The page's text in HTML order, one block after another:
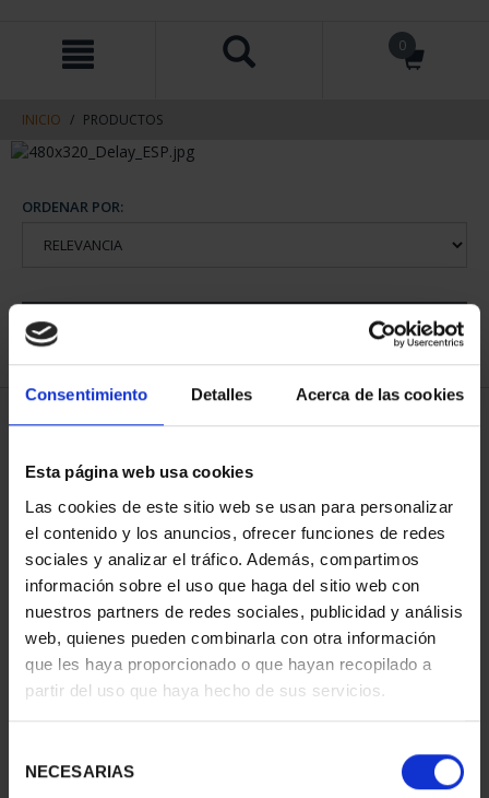
Consentimiento Detalles Acerca de las cookies
Esta página web usa cookies
Las cookies de este sitio web se usan para personalizar
el contenido y los anuncios, ofrecer funciones de redes
sociales y analizar el tráfico. Además, compartimos
información sobre el uso que haga del sitio web con
nuestros partners de redes sociales, publicidad y análisis
web, quienes pueden combinarla con otra información
que les haya proporcionado o que hayan recopilado a
partir del uso que haya hecho de sus servicios.
NECESARIAS
contenido
navegacin
0
INICIO PRODUCTOS
ORDENAR POR:
1 Productos encontrados
73,00 €